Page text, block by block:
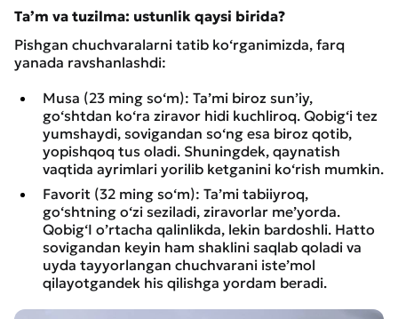
Ta’m va tuzilma: ustunlik qaysi birida?
Pishgan chuchvaralarni tatib ko‘rganimizda, farq
yanada ravshanlashdi:
Musa (23 ming so‘m): Ta’mi biroz sun’iy,
go‘shtdan ko‘ra ziravor hidi kuchliroq. Qobig‘i tez
yumshaydi, sovigandan so‘ng esa biroz qotib,
yopishqoq tus oladi. Shuningdek, qaynatish
vaqtida ayrimlari yorilib ketganini ko‘rish mumkin.
Favorit (32 ming so‘m): Ta’mi tabiiyroq,
go‘shtning o‘zi seziladi, ziravorlar me’yorda.
Qobig‘I o’rtacha qalinlikda, lekin bardoshli. Hatto
sovigandan keyin ham shaklini saqlab qoladi va
uyda tayyorlangan chuchvarani iste’mol
qilayotgandek his qilishga yordam beradi.